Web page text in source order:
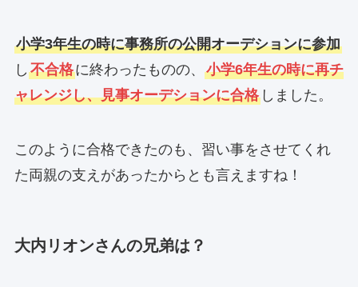
小学3年生の時に事務所の公開オーデションに参加
し 不合格に終わったものの、 小学6年生の時に再チ
ャレンジし、見事オーデションに合格しました。
このように合格できたのも、習い事をさせてくれ
た両親の支えがあったからとも言えますね！
大内リオンさんの兄弟は？